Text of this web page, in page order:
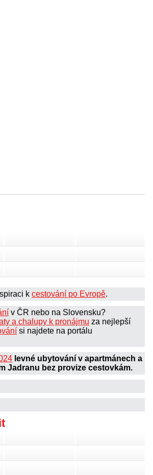
k cestování po Evropě.
v ČR nebo na Slovensku?
a chalupy k pronájmu za nejlepší
si najdete na portálu
levné ubytování v apartmánech a
Jadranu bez provize cestovkám.